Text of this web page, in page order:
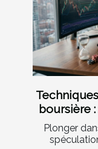
boursière
Plonger